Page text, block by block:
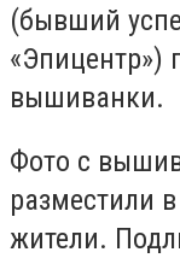
(бывший
«Эпицентр»)
вышиванки.
Фото с
разместили
жители.